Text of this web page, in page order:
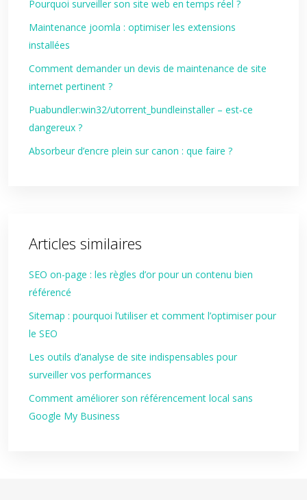
Pourquoi surveiller son site web en temps réel ?
Maintenance joomla : optimiser les extensions
installées
Comment demander un devis de maintenance de site
internet pertinent ?
Puabundler:win32/utorrent_bundleinstaller – est‑ce
dangereux ?
Absorbeur d’encre plein sur canon : que faire ?
Articles similaires
SEO on-page : les règles d’or pour un contenu bien
référencé
Sitemap : pourquoi l’utiliser et comment l’optimiser pour
le SEO
Les outils d’analyse de site indispensables pour
surveiller vos performances
Comment améliorer son référencement local sans
Google My Business